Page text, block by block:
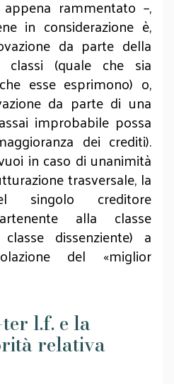
rammentato –,
in considerazione è,
da parte della
classi (quale che sia
esse esprimono) o,
da parte di una
improbabile possa
dei crediti).
in caso di unanimità
trasversale, la
singolo creditore
alla classe
dissenziente) a
del «miglior
ter l.f. e la
relativa